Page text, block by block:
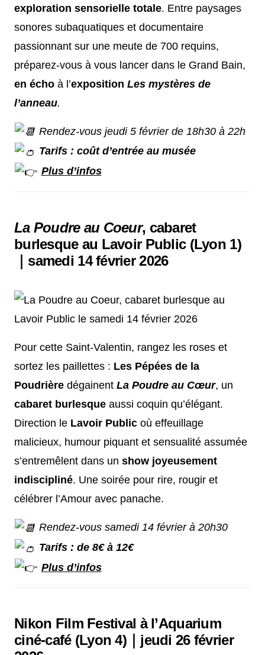
exploration sensorielle totale. Entre paysages
sonores subaquatiques et documentaire
passionnant sur une meute de 700 requins,
préparez-vous à vous lancer dans le Grand Bain,
en écho à l’exposition Les mystères de
l’anneau.
Rendez-vous jeudi 5 février de 18h30 à 22h
Tarifs : coût d’entrée au musée
Plus d’infos
La Poudre au Coeur, cabaret
burlesque au Lavoir Public (Lyon 1)
｜samedi 14 février 2026
Pour cette Saint-Valentin, rangez les roses et
sortez les paillettes : Les Pépées de la
Poudrière dégainent La Poudre au Cœur, un
cabaret burlesque aussi coquin qu’élégant.
Direction le Lavoir Public où effeuillage
malicieux, humour piquant et sensualité assumée
s’entremêlent dans un show joyeusement
indiscipliné. Une soirée pour rire, rougir et
célébrer l’Amour avec panache.
Rendez-vous samedi 14 février à 20h30
Tarifs : de 8€ à 12€
Plus d’infos
Nikon Film Festival à l’Aquarium
ciné-café (Lyon 4)｜jeudi 26 février